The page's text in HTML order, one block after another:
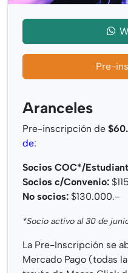
Pre-
Aranceles
Pre-inscripción de
de:
Socios COC*/
Socios c/Convenio:
No socios: $130.000.-
*Socio activo al 30 de
La Pre-Inscripción se
Mercado Pago (todas